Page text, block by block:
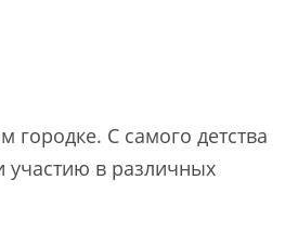
городке. С самого детства
участию в различных